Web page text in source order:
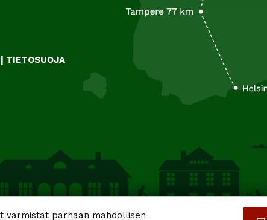
varmistat parhaan mahdollisen
| TIETOSUOJA